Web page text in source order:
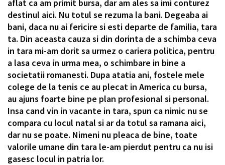
aflat ca am primit bursa, dar am ales sa imi conturez
destinul aici. Nu totul se rezuma la bani. Degeaba ai
bani, daca nu ai fericire si esti departe de familia, tara
ta. Din aceasta cauza si din dorinta de a schimba ceva
in tara mi-am dorit sa urmez o cariera politica, pentru
a lasa ceva in urma mea, o schimbare in bine a
societatii romanesti. Dupa atatia ani, fostele mele
colege de la tenis ce au plecat in America cu bursa,
au ajuns foarte bine pe plan profesional si personal.
Insa cand vin in vacante in tara, spun ca nimic nu se
compara cu locul natal si ar da totul sa ramana aici,
dar nu se poate. Nimeni nu pleaca de bine, toate
valorile umane din tara le-am pierdut pentru ca nu isi
gasesc locul in patria lor.